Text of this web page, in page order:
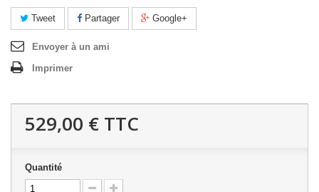
Tweet Partager Google+
Envoyer à un ami
Imprimer
529,00 € TTC
Quantité